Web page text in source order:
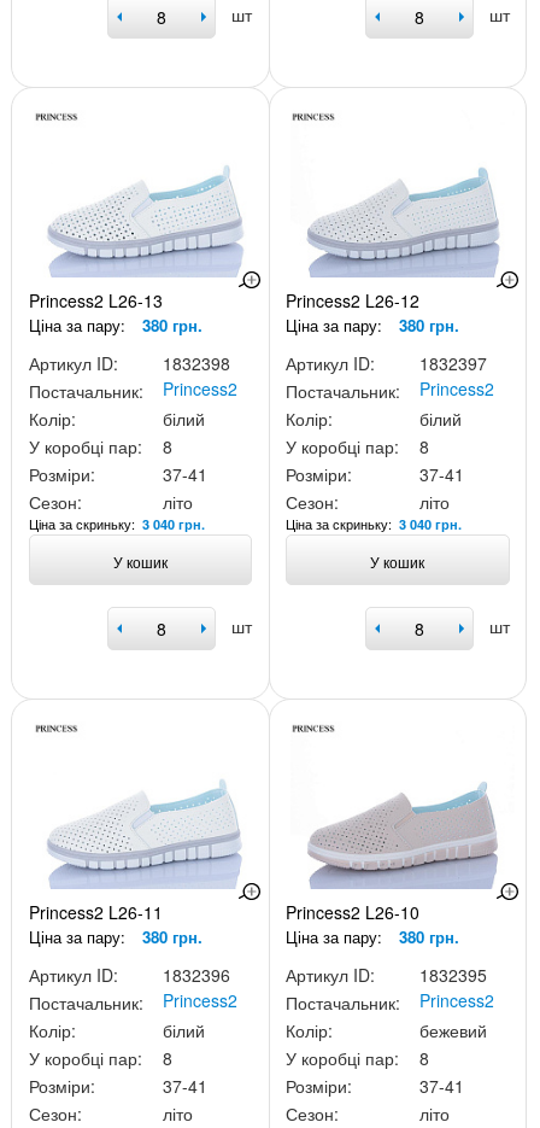
шт шт
Princess2 L26-13
Ціна за пару: 380 грн.
Артикул ID:
1832398
Постачальник:
Princess2
Колір:
білий
У коробці пар:
8
Розміри:
37-41
Сезон:
літо
Ціна за скриньку: 3 040 грн.
У кошик
шт
Princess2 L26-12
Ціна за пару: 380 грн.
Артикул ID:
1832397
Постачальник:
Princess2
Колір:
білий
У коробці пар:
8
Розміри:
37-41
Сезон:
літо
Ціна за скриньку:3 040 грн.
У кошик
шт
Princess2 L26-11
Ціна за пару: 380 грн.
Артикул ID:
1832396
Постачальник:
Princess2
Колір:
білий
У коробці пар:
8
Розміри:
37-41
Сезон:
літо
Princess2 L26-10
Ціна за пару: 380 грн.
Артикул ID:
1832395
Постачальник:
Princess2
Колір:
бежевий
У коробці пар:
8
Розміри:
37-41
Сезон:
літо